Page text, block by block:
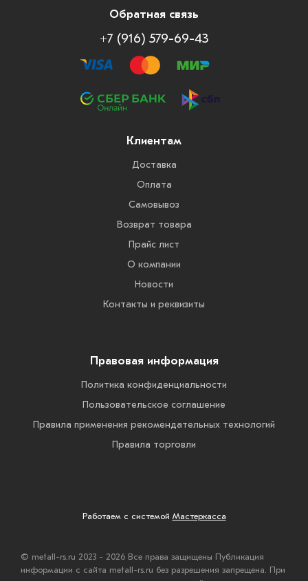
Обратная связь
+7 (916) 579-69-43
Клиентам
Доставка
Оплата
Самовывоз
Возврат товара
Прайс лист
О компании
Новости
Контакты и реквизиты
Правовая информация
Политика конфиденциальности
Пользовательское соглашение
Правила применения рекомендательных технологий
Правила торговли
Работаем с системой Мастеркасса
© metall-rs.ru 2023 - 2026 Все права защищены Публикация
информации с сайта metall-rs.ru без разрешения запрещена. При